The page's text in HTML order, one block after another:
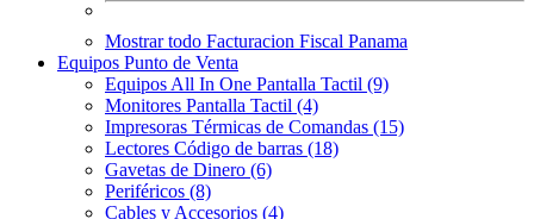
Mostrar todo Facturacion Fiscal Panama
Equipos Punto de Venta
Equipos All In One Pantalla Tactil (9)
Monitores Pantalla Tactil (4)
Impresoras Térmicas de Comandas (15)
Lectores Código de barras (18)
Gavetas de Dinero (6)
Periféricos (8)
Cables y Accesorios (4)